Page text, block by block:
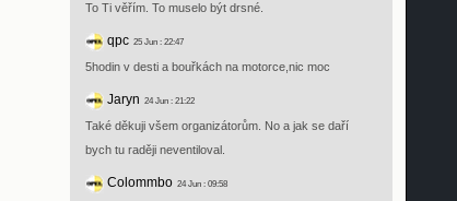
To Ti věřím. To muselo být drsné.
qpc25 Jun : 22:47
5hodin v desti a bouřkách na motorce,nic moc
Jaryn 24 Jun : 21:22
Také děkuji všem organizátorům. No a jak se daří
bych tu raději neventiloval.
Colommbo24 Jun : 09:58